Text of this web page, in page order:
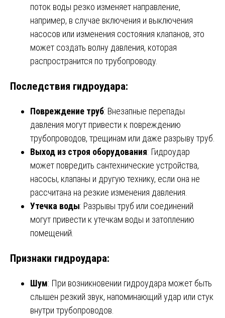
поток воды резко изменяет направление,
например, в случае включения и выключения
насосов или изменения состояния клапанов, это
может создать волну давления, которая
распространится по трубопроводу.
Последствия гидроудара:
Повреждение труб: Внезапные перепады
давления могут привести к повреждению
трубопроводов, трещинам или даже разрыву труб.
Выход из строя оборудования: Гидроудар
может повредить сантехнические устройства,
насосы, клапаны и другую технику, если она не
рассчитана на резкие изменения давления.
Утечка воды: Разрывы труб или соединений
могут привести к утечкам воды и затоплению
помещений.
Признаки гидроудара:
Шум: При возникновении гидроудара может быть
слышен резкий звук, напоминающий удар или стук
внутри трубопроводов.